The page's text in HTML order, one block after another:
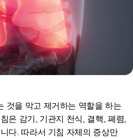
것을 막고 제거하는 역할을 하는
은 감기, 기관지 천식, 결핵, 폐렴,
다. 따라서 기침 자체의 증상만